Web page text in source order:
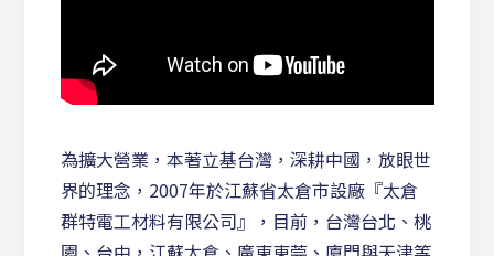
為擴大營業，本著立基台灣，深耕中國，放眼世
界的理念，2007年於江蘇省太倉市設廠『太倉
群特電工材料有限公司』，目前，台灣台北、桃